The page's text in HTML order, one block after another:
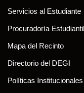
Servicios al Estudiante
Procuradoría Estudiantil
Mapa del Recinto
Directorio del DEGI
Políticas Institucionales